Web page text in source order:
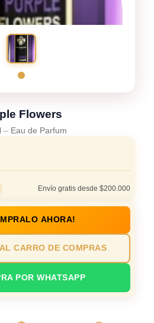
Flowers
– Eau de Parfum
Envío gratis desde $200.000
AHORA!
CARRO DE COMPRAS
POR WHATSAPP